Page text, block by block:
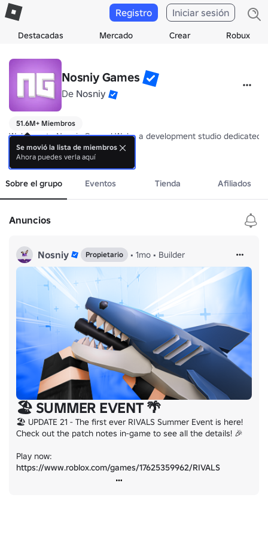
Destacadas Mercado Crear Robux
Registro Iniciar sesión
Nosniy Games
De Nosniy
51.6M+ Miembros
Welcome to Nosniy Games! We're a development studio
🏆 2020 Mobile Game of the Year - Super Golf!
🏆 RIA25 Best Shooter Experience - RIVALS
más
Sobre el grupo Eventos Tienda Afiliados
Anuncios
Nosniy Propietario • 1mo • Builder
🏖️ SUMMER EVENT 🌴
🏖️ UPDATE 21 - The first ever RIVALS Summer Event is here!
Check out the patch notes in-game to see all the details! 🎉
https://www.roblox.com/games/17625359962/RIVALS
Se movió la lista de miembros
Ahora puedes verla aquí